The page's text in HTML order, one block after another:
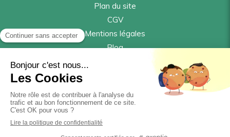
Plan du site
CGV
Mentions légales
Blog
* J'ai lu et j'accepte les CGV
©2023 Damien Spinello Hypnose - Hypnose